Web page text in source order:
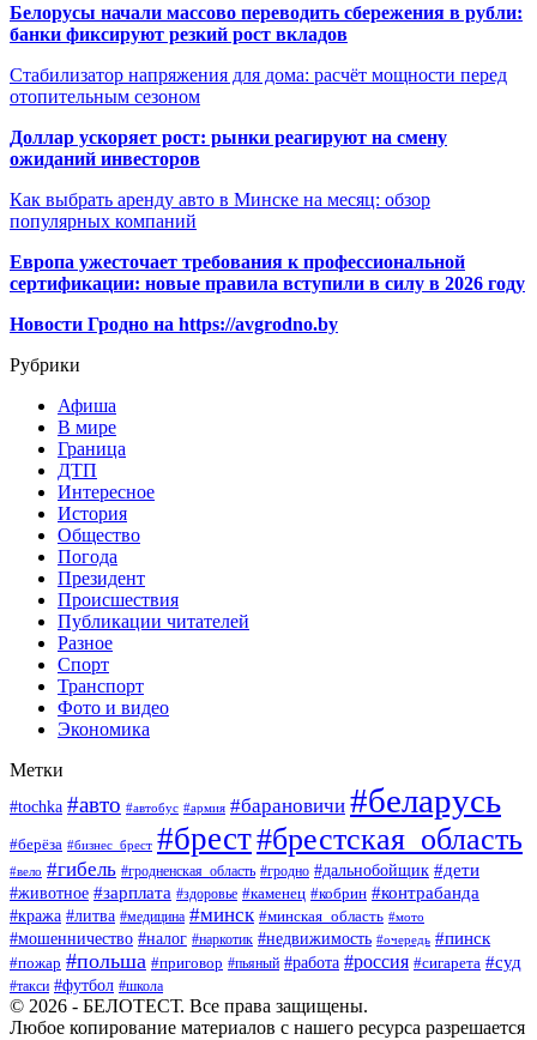
Белорусы начали массово переводить сбережения в рубли:
банки фиксируют резкий рост вкладов
Стабилизатор напряжения для дома: расчёт мощности перед
отопительным сезоном
Доллар ускоряет рост: рынки реагируют на смену
ожиданий инвесторов
Как выбрать аренду авто в Минске на месяц: обзор
популярных компаний
Европа ужесточает требования к профессиональной
сертификации: новые правила вступили в силу в 2026 году
Новости Гродно на https://avgrodno.by
Рубрики
Афиша
В мире
Граница
ДТП
Интересное
История
Общество
Погода
Президент
Происшествия
Публикации читателей
Разное
Спорт
Транспорт
Фото и видео
Экономика
Метки
#tochka #авто #автобус #армия #барановичи #беларусь
#берёза #бизнес_брест #брест#брестская_область
#вело #гибель #гродненская_область #гродно #дальнобойщик #дети
#животное #зарплата #здоровье #каменец #кобрин #контрабанда
#кража #литва #медицина #минск #минская_область #мото
#мошенничество #налог #наркотик #недвижимость #очередь #пинск
#пожар #польша #приговор #пьяный #работа #россия #сигарета #суд
#такси #футбол #школа
© 2026 - БЕЛОТЕСТ. Все права защищены.
Любое копирование материалов с нашего ресурса разрешается